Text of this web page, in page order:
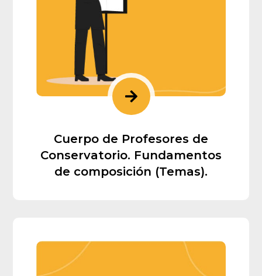

Cuerpo de Profesores de
Conservatorio. Fundamentos
de composición (Temas).